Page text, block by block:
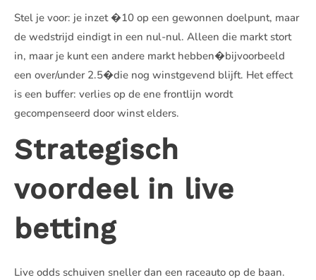
Stel je voor: je inzet �10 op een gewonnen doelpunt, maar
de wedstrijd eindigt in een nul-nul. Alleen die markt stort
in, maar je kunt een andere markt hebben�bijvoorbeeld
een over/under 2.5�die nog winstgevend blijft. Het effect
is een buffer: verlies op de ene frontlijn wordt
gecompenseerd door winst elders.
Strategisch
voordeel in live
betting
Live odds schuiven sneller dan een raceauto op de baan.